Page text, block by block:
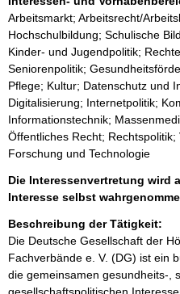
Arbeitsmarkt; Arbeitsrecht/
Hochschulbildung; Schulische
Kinder- und Jugendpolitik;
Seniorenpolitik;
Pflege; Kultur; Datenschutz und
Digitalisierung; Internetpolitik;
Informationstechnik;
Öffentliches Recht;
Forschung und Technologie
Die Interessenvertretung wird
Interesse selbst
Beschreibung der Tätigkeit:
Die Deutsche Gesellschaft der
Fachverbände e. V. (DG) ist ein
die gemeinsamen gesundheits-,